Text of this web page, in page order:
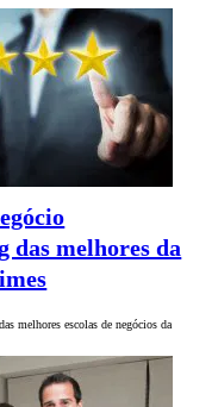
das melhores da
melhores escolas de negócios da